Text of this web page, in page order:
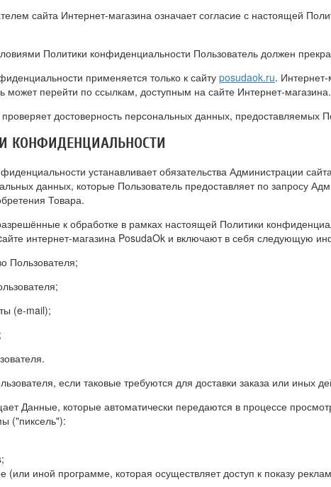
сайта Интернет-магазина означает согласие с настоящей
Политики конфиденциальности Пользователь должен
применяется только к сайту posudaok.ru. Интернет-
может перейти по ссылкам, доступным на сайте Интернет-магазина.
достоверность персональных данных, предоставляемых
КОНФИДЕНЦИАЛЬНОСТИ
устанавливает обязательства Администрации
данных, которые Пользователь предоставляет по запросу
Товара.
к обработке в рамках настоящей Политики
интернет-магазина PosudaOk и включают в себя следующую
Пользователя;
(e-mail);
если таковые требуются для доставки заказа или иных
Данные, которые автоматически передаются в процессе
("пиксель"):
(или иной программе, которая осуществляет доступ к показу